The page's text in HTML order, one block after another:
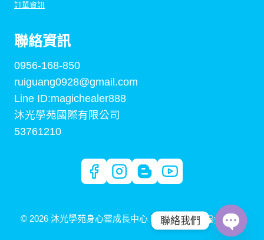
訂單資訊
聯絡資訊
0956-168-850
ruiguang0928@gmail.com
Line ID:magichealer888
沐光學苑國際有限公司
53761210
© 2026 沐光學苑身心靈成長中心 Built ByDigital By Arden
聯絡我們